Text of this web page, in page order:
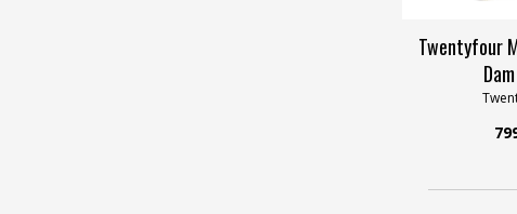
Twentyfour